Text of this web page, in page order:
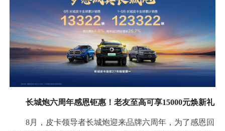
长城炮六周年感恩钜惠！老友至高可享15000元焕新礼
8月，皮卡领导者长城炮迎来品牌六周年，为了感恩回